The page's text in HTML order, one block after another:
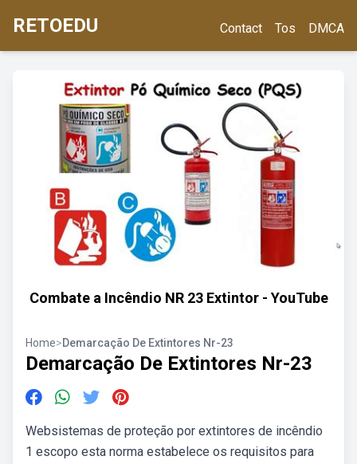
RETOEDU Contact Tos DMCA
Combate a Incêndio NR 23 Extintor - YouTube
Home>Demarcação De Extintores Nr-23
Demarcação De Extintores Nr-23
Websistemas de proteção por extintores de incêndio
1 escopo esta norma estabelece os requisitos para